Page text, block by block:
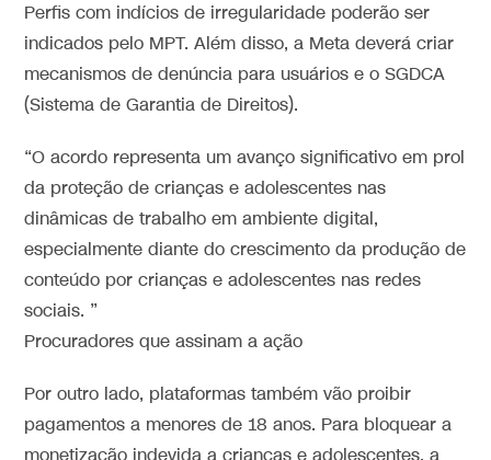
Perfis com indícios de irregularidade poderão ser
indicados pelo MPT. Além disso, a Meta deverá criar
mecanismos de denúncia para usuários e o SGDCA
(Sistema de Garantia de Direitos).
“O acordo representa um avanço significativo em prol
da proteção de crianças e adolescentes nas
dinâmicas de trabalho em ambiente digital,
especialmente diante do crescimento da produção de
conteúdo por crianças e adolescentes nas redes
sociais. ”
Procuradores que assinam a ação
Por outro lado, plataformas também vão proibir
pagamentos a menores de 18 anos. Para bloquear a